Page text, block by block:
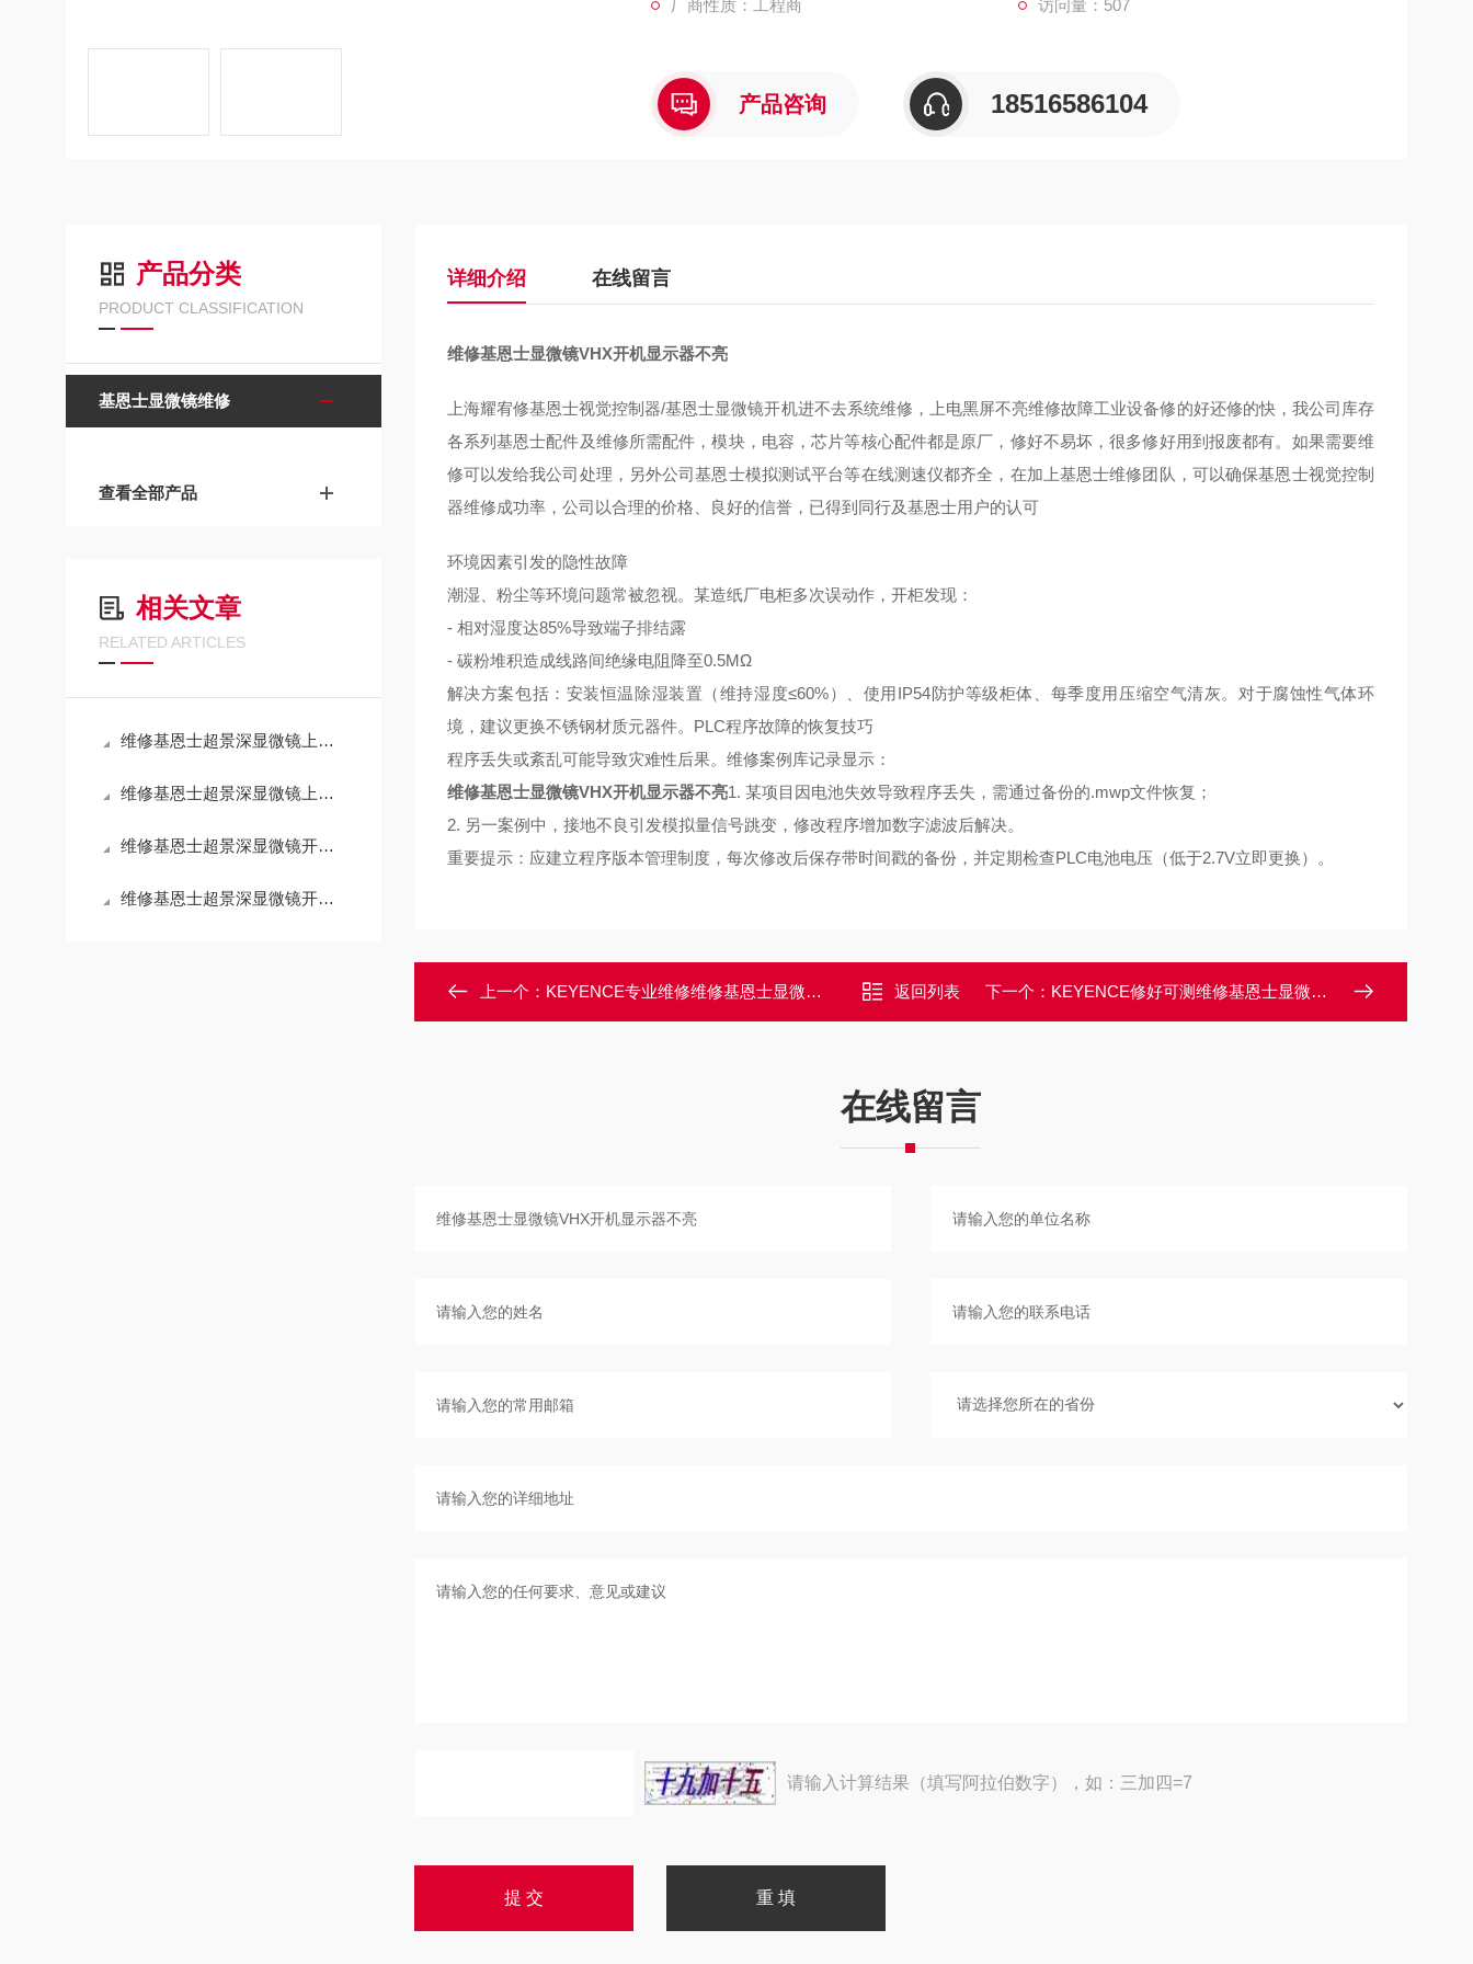
厂商性质：工程商 访问量：507
产品咨询 18516586104
产品分类
PRODUCT CLASSIFICATION
基恩士显微镜维修
查看全部产品
相关文章
RELATED ARTICLES
维修基恩士超景深显微镜上电开不了机没反应（芯片级修理）
维修基恩士超景深显微镜上电启动没反应（芯片级修理）
维修基恩士超景深显微镜开机显示屏黑屏不亮（当天修好故障）
维修基恩士超景深显微镜开机屏幕黑屏不显示（免费检测）
详细介绍 在线留言
维修基恩士显微镜VHX开机显示器不亮
上海耀宥修基恩士视觉控制器/基恩士显微镜开机进不去系统维修，上电黑屏不亮维修故障工业设备修的好还修的快，我公司库存
各系列基恩士配件及维修所需配件，模块，电容，芯片等核心配件都是原厂，修好不易坏，很多修好用到报废都有。如果需要维
修可以发给我公司处理，另外公司基恩士模拟测试平台等在线测速仪都齐全，在加上基恩士维修团队，可以确保基恩士视觉控制
器维修成功率，公司以合理的价格、良好的信誉，已得到同行及基恩士用户的认可
环境因素引发的隐性故障
潮湿、粉尘等环境问题常被忽视。某造纸厂电柜多次误动作，开柜发现：
- 相对湿度达85%导致端子排结露
- 碳粉堆积造成线路间绝缘电阻降至0.5MΩ
解决方案包括：安装恒温除湿装置（维持湿度≤60%）、使用IP54防护等级柜体、每季度用压缩空气清灰。对于腐蚀性气体环
境，建议更换不锈钢材质元器件。 PLC程序故障的恢复技巧
程序丢失或紊乱可能导致灾难性后果。维修案例库记录显示：
维修基恩士显微镜VHX开机显示器不亮1. 某项目因电池失效导致程序丢失，需通过备份的.mwp文件恢复；
2. 另一案例中，接地不良引发模拟量信号跳变，修改程序增加数字滤波后解决。
重要提示：应建立程序版本管理制度，每次修改后保存带时间戳的备份，并定期检查PLC电池电压（低于2.7V立即更换）。
上一个： KEYENCE专业维修维修基恩士显微镜VHX无法开机常见故障修理 返回列表 下一个： KEYENCE修好可测维修基恩士显微镜开机启动不了常见故障修理
在线留言
请输入计算结果（填写阿拉伯数字），如：三加四=7